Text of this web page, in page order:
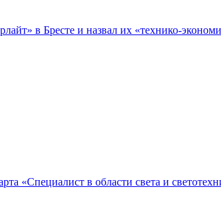
в Бресте и назвал их «технико-
«Специалист в области света и